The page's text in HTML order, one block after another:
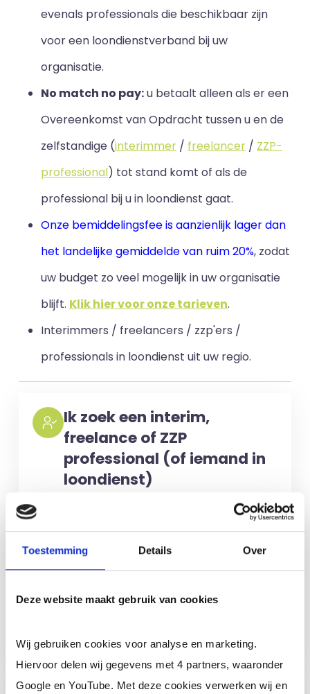
Toestemming Details Over
Deze website maakt gebruik van cookies
Wij gebruiken cookies voor analyse en marketing.
Hiervoor delen wij gegevens met 4 partners, waaronder
Google en YouTube. Met deze cookies verwerken wij en
evenals professionals die beschikbaar zijn
voor een loondienstverband bij uw
organisatie.
No match no pay:u betaalt alleen als er een
Overeenkomst van Opdracht tussen u en de
zelfstandige (interimmer / freelancer / ZZP-
professional) tot stand komt of als de
professional bij u in loondienst gaat.
Onze bemiddelingsfee is aanzienlijk lager dan
het landelijke gemiddelde van ruim 20%, zodat
uw budget zo veel mogelijk in uw organisatie
blijft. Klik hier voor onze tarieven.
Interimmers / freelancers / zzp'ers /
professionals in loondienst uit uw regio.
Ik zoek een interim,
freelance of ZZP
professional (of iemand in
loondienst)
Voor het selecteren van de juiste
kandidaten berekenen wij geen kosten.
No match? No pay!
Kosten worden
alleen gemaakt als een professional
voor u aan de slag gaat.